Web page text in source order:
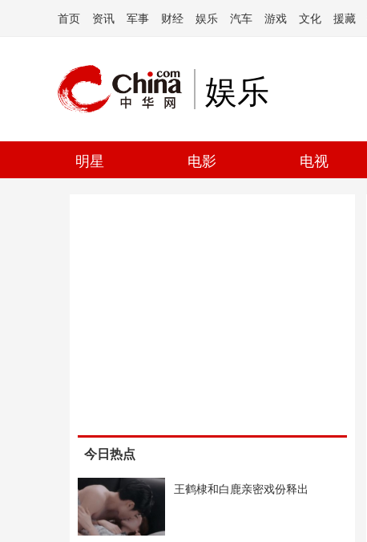
首页 资讯 军事 财经 娱乐 汽车 游戏 文化 援藏
娱乐
明星 电影 电视
今日热点
王鹤棣和白鹿亲密戏份释出